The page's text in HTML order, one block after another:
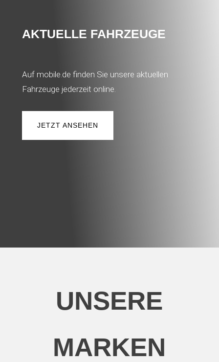
AKTUELLE FAHRZEUGE
Auf mobile.de finden Sie unsere aktuellen
Fahrzeuge jederzeit online.
JETZT ANSEHEN
UNSERE
MARKEN